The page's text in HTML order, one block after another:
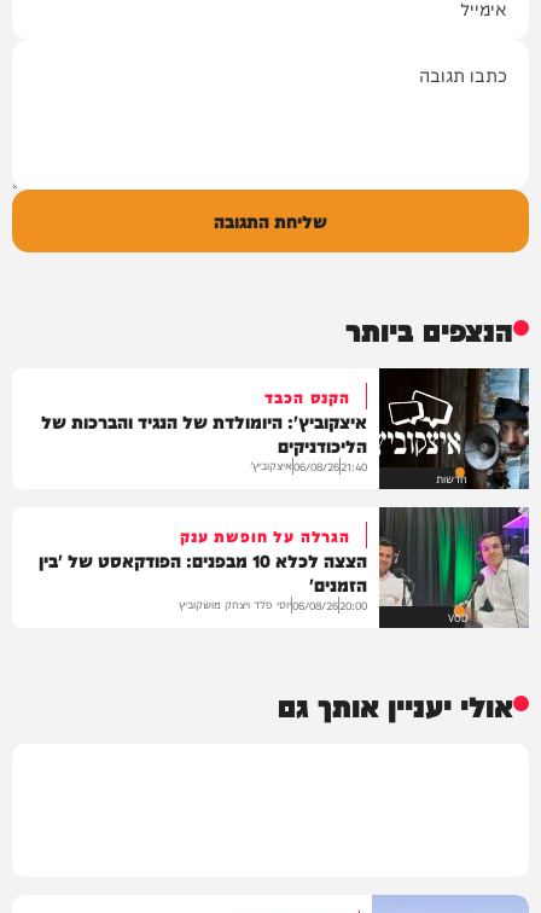
שליחת התגובה
הנצפים ביותר
חדשות
הקנס הכבד
איצקוביץ': היומולדת של הנגיד והברכות של
הליכודניקים
21:40
06/08/26איצקוביץ'
VOD
הגרלה על חופשת ענק
הצצה לכלא 10 מבפנים: הפודקאסט של 'בין
הזמנים'
20:00
06/08/26יוסי פלד ויצחק מושקוביץ
אולי יעניין אותך גם